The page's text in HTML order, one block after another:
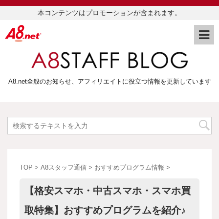
本コンテンツはプロモーションが含まれます。
A8.net全般のお知らせ、アフィリエイトに役立つ情報を更新しています
TOP > A8スタッフ通信 > おすすめプログラム情報 >
【格安スマホ・中古スマホ・スマホ買
取特集】おすすめプログラムを紹介♪